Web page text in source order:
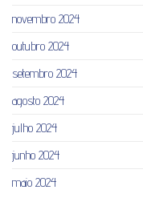
novembro 2024
outubro 2024
setembro 2024
agosto 2024
julho 2024
junho 2024
maio 2024